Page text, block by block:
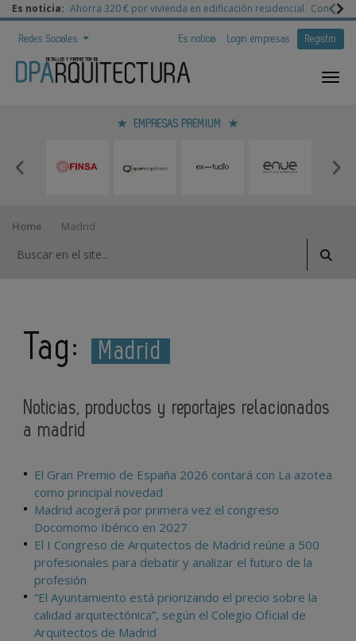
Es noticia: Ahorra 320 € por vivienda en edificación residencial
Redes Sociales Es noticia Login empresas Registro
EMPRESAS PREMIUM
Home Madrid
Tag: Madrid
Noticias, productos y reportajes relacionados
a madrid
El Gran Premio de España 2026 contará con La azotea
como principal novedad
Madrid acogerá por primera vez el congreso
Docomomo Ibérico en 2027
El I Congreso de Arquitectos de Madrid reúne a 500
profesionales para debatir y analizar el futuro de la
profesión
“El Ayuntamiento está priorizando el precio sobre la
calidad arquitectónica”, según el Colegio Oficial de
Arquitectos de Madrid